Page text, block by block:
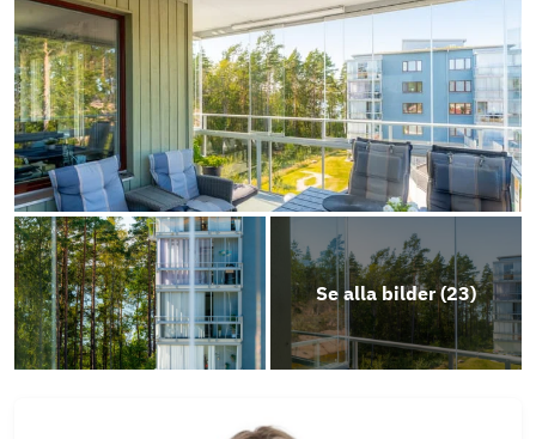
Se alla bilder (23)